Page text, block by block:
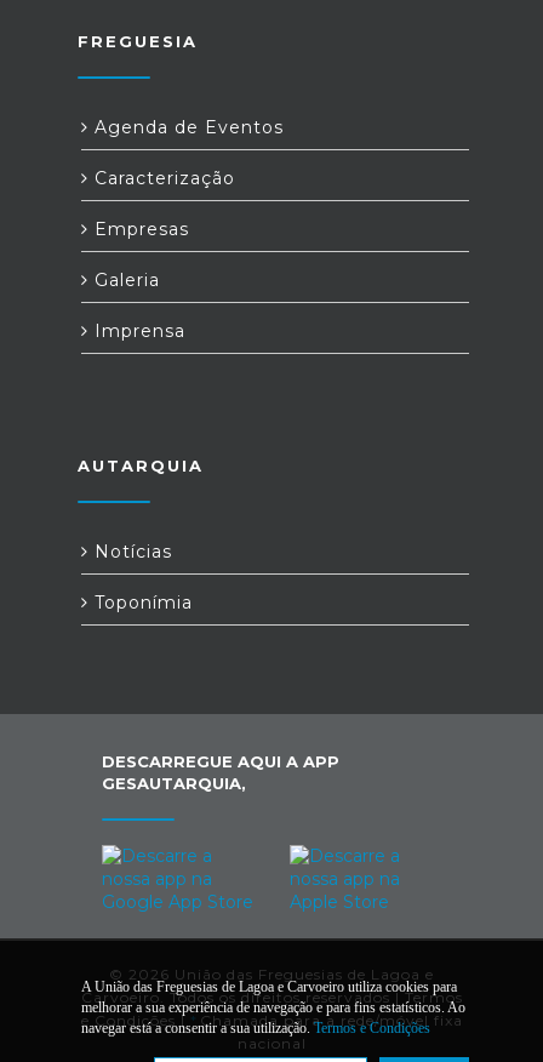
FREGUESIA
Agenda de Eventos
Caracterização
Empresas
Galeria
Imprensa
AUTARQUIA
Notícias
Toponímia
DESCARREGUE AQUI A APP
GESAUTARQUIA,
© 2026 União das Freguesias de Lagoa e
Carvoeiro. Todos os direitos reservados |Termos
e Condições | * Chamada para a rede/móvel fixa
nacional
A União das Freguesias de Lagoa e Carvoeiro utiliza cookies para
melhorar a sua experiência de navegação e para fins estatísticos. Ao
navegar está a consentir a sua utilização.Termos e Condições